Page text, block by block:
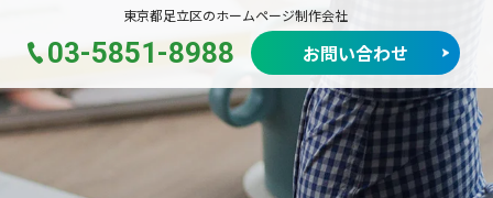
東京都足立区のホームページ制作会社
03-5851-8988 お問い合わせ